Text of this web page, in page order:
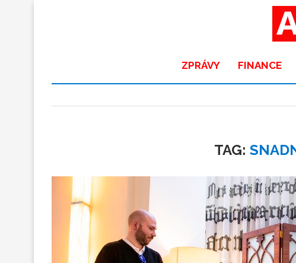
ZPRÁVY FINANCE
TAG: